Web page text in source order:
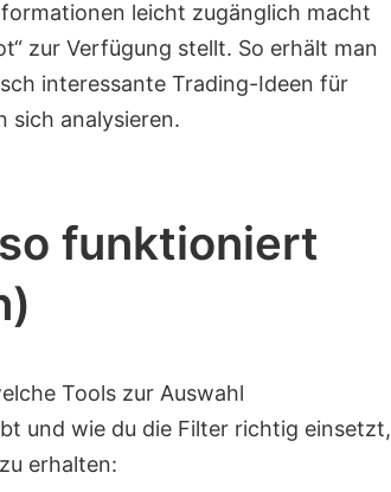
leicht zugänglich macht
zur Verfügung stellt. So erhält man
interessante Trading-Ideen für
sich analysieren.
funktioniert
Tools zur Auswahl
und wie du die Filter richtig einsetzt,
erhalten: